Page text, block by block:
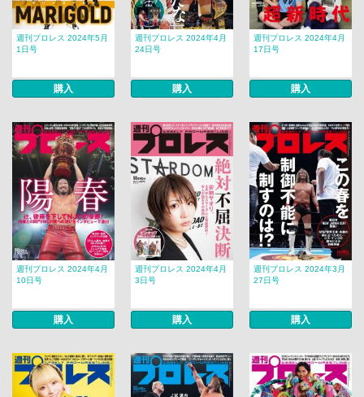
週刊プロレス 2024年5月
1日号
購入
週刊プロレス 2024年4月
24日号
購入
週刊プロレス 2024年4月
17日号
購入
週刊プロレス 2024年4月
10日号
購入
週刊プロレス 2024年4月
3日号
購入
週刊プロレス 2024年3月
27日号
購入